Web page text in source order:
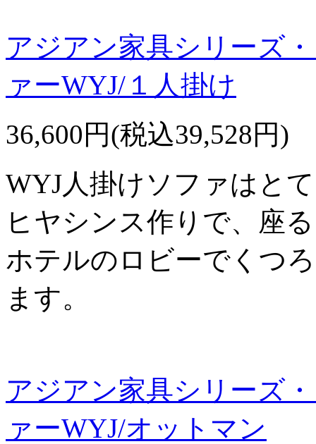
アジアン家具シリーズ
ァーWYJ/１人掛け
36,600円(税込39,528円)
WYJ人掛けソファはと
ヒヤシンス作りで、座
ホテルのロビーでくつ
ます。
アジアン家具シリーズ
ァーWYJ/オットマン